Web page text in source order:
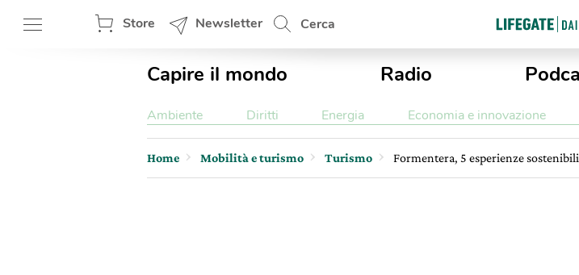
Store Newsletter Cerca
Capire il mondo Radio
Ambiente Diritti Energia Economia e innovazione
Home Mobilità e turismo Turismo Formentera, 5 esperienze